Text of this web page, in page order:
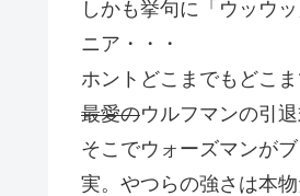
しかも挙句に「ウッウ
ニア・・・
ホントどこまでもどこ
最愛のウルフマンの引
そこでウォーズマンが
実。やつらの強さは本